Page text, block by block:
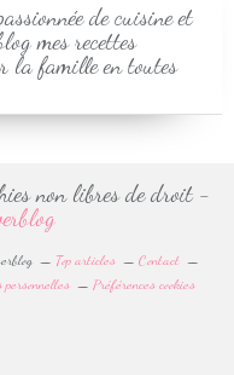
de cuisine et
mes recettes
la famille en toutes
non libres de droit -
Top articles
Contact
personnelles Préférences cookies